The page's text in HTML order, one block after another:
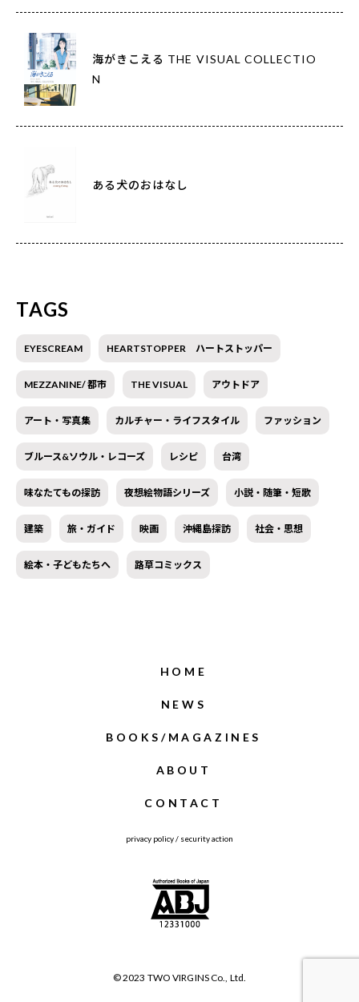
海がきこえる THE VISUAL COLLECTIO
N
ある犬のおはなし
TAGS
EYESCREAM HEARTSTOPPER ハートストッパー
MEZZANINE/ 都市 THE VISUAL アウトドア
アート・写真集 カルチャー・ライフスタイル ファッション
ブルース&ソウル・レコーズ レシピ 台湾
味なたてもの探訪 夜想絵物語シリーズ 小説・随筆・短歌
建築 旅・ガイド 映画 沖縄島探訪 社会・思想
絵本・子どもたちへ 路草コミックス
HOME
NEWS
BOOKS/MAGAZINES
ABOUT
CONTACT
privacy policy/ security action
© 2023 TWO VIRGINS Co., Ltd.